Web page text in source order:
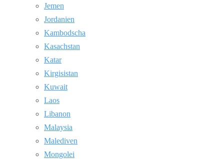
Jemen
Jordanien
Kambodscha
Kasachstan
Katar
Kirgisistan
Kuwait
Laos
Libanon
Malaysia
Malediven
Mongolei